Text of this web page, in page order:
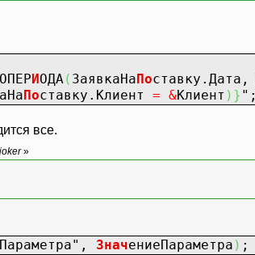
ИОДА ( ЗаявкаНаПоставку.Дата,
Поставку.Клиент = &Клиент ) } ";
все.
»
, ЗначениеПараметра ) ;